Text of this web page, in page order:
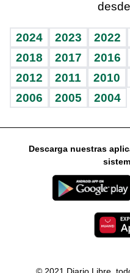
Vida y familia
Eñe
Celebrando la vida
Sin complejos
En pocas palabras
Escuchando al corazón
Economía Personal
Consulta Libre
BRV
TBT Deportivo
Más firmas
Guía del dinero
Horóscopos
2024 2023 2022
2018
2017 2016
2012
2011 2010
2006
2005 2004
Descarga nuestras
© 2021 Diario Libre,